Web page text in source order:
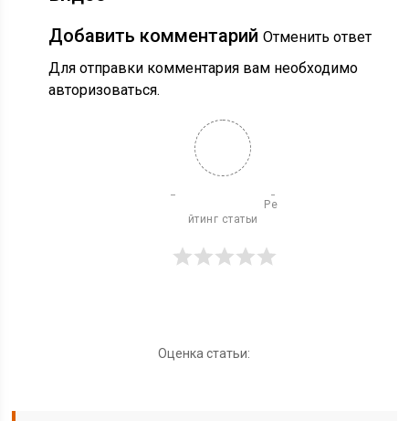
Добавить комментарийОтменить ответ
Для отправки комментария вам необходимо
авторизоваться.
йтинг статьи
Оценка статьи: